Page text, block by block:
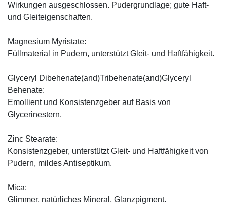
Wirkungen ausgeschlossen. Pudergrundlage; gute Haft-
und Gleiteigenschaften.
Magnesium Myristate:
Füllmaterial in Pudern, unterstützt Gleit- und Haftfähigkeit.
Glyceryl Dibehenate(and)Tribehenate(and)Glyceryl
Behenate:
Emollient und Konsistenzgeber auf Basis von
Glycerinestern.
Zinc Stearate:
Konsistenzgeber, unterstützt Gleit- und Haftfähigkeit von
Pudern, mildes Antiseptikum.
Mica:
Glimmer, natürliches Mineral, Glanzpigment.